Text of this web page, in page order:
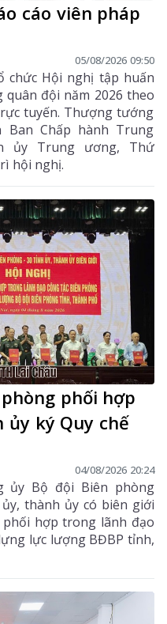
cáo viên pháp
05/08/2026 09:50
chức Hội nghị tập huấn
đội năm 2026 theo
tuyến. Thượng tướng
Ban Chấp hành Trung
ủy Trung ương, Thứ
hội nghị.
phối hợp
ký Quy chế
04/08/2026 20:24
ủy Bộ đội Biên phòng
thành ủy có biên giới
hợp trong lãnh đạo
lực lượng BĐBP tỉnh,